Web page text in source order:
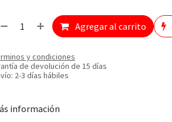
Agregar al carrito
y condiciones
de devolución de 15 días
2-3 días hábiles
información